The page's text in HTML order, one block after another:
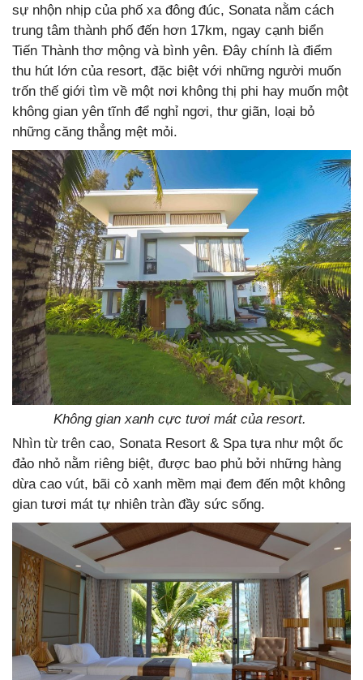
sự nhộn nhịp của phố xa đông đúc, Sonata nằm cách
trung tâm thành phố đến hơn 17km, ngay cạnh biển
Tiến Thành thơ mộng và bình yên. Đây chính là điểm
thu hút lớn của resort, đặc biệt với những người muốn
trốn thế giới tìm về một nơi không thị phi hay muốn một
không gian yên tĩnh để nghỉ ngơi, thư giãn, loại bỏ
những căng thẳng mệt mỏi.
Không gian xanh cực tươi mát của resort.
Nhìn từ trên cao, Sonata Resort & Spa tựa như một ốc
đảo nhỏ nằm riêng biệt, được bao phủ bởi những hàng
dừa cao vút, bãi cỏ xanh mềm mại đem đến một không
gian tươi mát tự nhiên tràn đầy sức sống.